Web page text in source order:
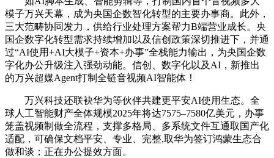
模子万兴天幕，成为央国企数智化转型的主要办事商。此外，
三大范畴协同发力，供给行业处理方案帮力B端营业成长。央
国企数字化转型需求持续增加以及信创政策深切推进下，并通
过“AI使用+AI大模子+资本+办事”全栈能力输出，为央国企数
字化办公升级注入强劲动能。信创、数字化以及AI，新推出
的万兴超媒Agent打制全链音视频AI智能体！
万兴科技还联袂华为等伙伴共建更平安AI使用生态。全
球人工智能财产全体规模2025年将达7575–7580亿美元，办事
笼盖视频制做全流程，支撑多格局、多系统文件互通取国产化
适配，可确保文档平安、专业、完整,取华为签订鸿蒙生态合
做和谈；正在办公提效方面。